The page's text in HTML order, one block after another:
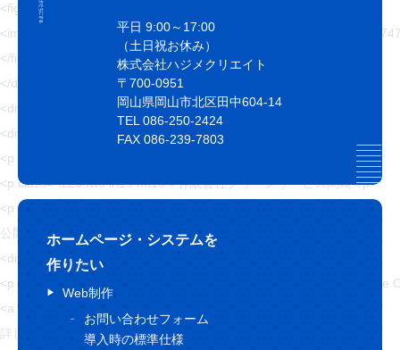
平日 9:00～17:00
（土日祝お休み）
株式会社ハジメクリエイト
〒700-0951
岡山県岡山市北区田中604-14
TEL 086-250-2424
FAX 086-239-7803
ホームページ・システムを
作りたい
Web制作
お問い合わせフォーム
導入時の標準仕様
<figure>
<img src="https://hajimecreate.com/wp-content/uploads/2021/08/
</figure>
</div>
<div class="topWorks-content">
<div class="topWorks-content__box">
<p class="fz24 sfz20">2021/08/27 (金)</p>
<p class="fz20 fw6 lh15 mt16">有限会社グリーンサービス岡崎</p>
<p class="fz16 lh20 mt24">
公開年月：2021年8月 </p>
<div class="topWorks-content__cate">
<p class="Cate Cate--blue1">コーポレートサイト</p><p
<a href="" class="Btn1 mt48">
詳しくはこちら